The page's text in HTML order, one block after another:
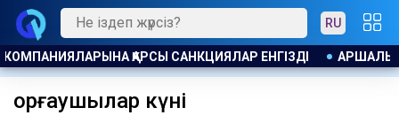
RU
АСТАНАНЫ СУМЕН ҚАМТЫП ОТЫРҒАН ӨЗЕНГЕ КӘРІЗ
қорғаушылар күні